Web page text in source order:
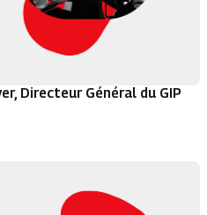
Directeur Général du GIP